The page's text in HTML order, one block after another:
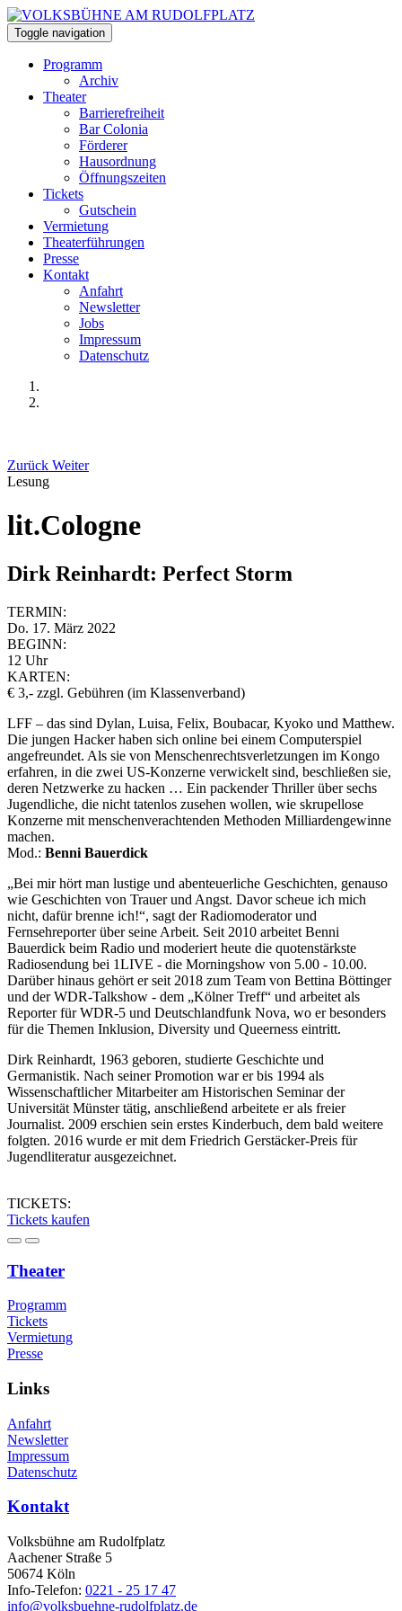
Toggle navigation
Programm
Archiv
Theater
Barrierefreiheit
Bar Colonia
Förderer
Hausordnung
Öffnungszeiten
Tickets
Gutschein
Vermietung
Theaterführungen
Presse
Kontakt
Anfahrt
Newsletter
Jobs
Impressum
Datenschutz
Zurück Weiter
Lesung
lit.Cologne
Dirk Reinhardt: Perfect Storm
TERMIN:
Do. 17. März 2022
BEGINN:
12 Uhr
KARTEN:
€ 3,- zzgl. Gebühren (im Klassenverband)
LFF – das sind Dylan, Luisa, Felix, Boubacar, Kyoko und Matthew.
Die jungen Hacker haben sich online bei einem Computerspiel
angefreundet. Als sie von Menschenrechtsverletzungen im Kongo
erfahren, in die zwei US-Konzerne verwickelt sind, beschließen sie,
deren Netzwerke zu hacken … Ein packender Thriller über sechs
Jugendliche, die nicht tatenlos zusehen wollen, wie skrupellose
Konzerne mit menschenverachtenden Methoden Milliardengewinne
machen.
Mod.: Benni Bauerdick
„Bei mir hört man lustige und abenteuerliche Geschichten, genauso
wie Geschichten von Trauer und Angst. Davor scheue ich mich
nicht, dafür brenne ich!“, sagt der Radiomoderator und
Fernsehreporter über seine Arbeit. Seit 2010 arbeitet Benni
Bauerdick beim Radio und moderiert heute die quotenstärkste
Radiosendung bei 1LIVE - die Morningshow von 5.00 - 10.00.
Darüber hinaus gehört er seit 2018 zum Team von Bettina Böttinger
und der WDR-Talkshow - dem „Kölner Treff“ und arbeitet als
Reporter für WDR-5 und Deutschlandfunk Nova, wo er besonders
für die Themen Inklusion, Diversity und Queerness eintritt.
Dirk Reinhardt, 1963 geboren, studierte Geschichte und
Germanistik. Nach seiner Promotion war er bis 1994 als
Wissenschaftlicher Mitarbeiter am Historischen Seminar der
Universität Münster tätig, anschließend arbeitete er als freier
Journalist. 2009 erschien sein erstes Kinderbuch, dem bald weitere
folgten. 2016 wurde er mit dem Friedrich Gerstäcker-Preis für
Jugendliteratur ausgezeichnet.
TICKETS:
Tickets kaufen
Theater
Programm
Tickets
Vermietung
Presse
Links
Anfahrt
Newsletter
Impressum
Datenschutz
Kontakt
Volksbühne am Rudolfplatz
Aachener Straße 5
50674 Köln
Info-Telefon: 0221 - 25 17 47
info@volksbuehne-rudolfplatz.de